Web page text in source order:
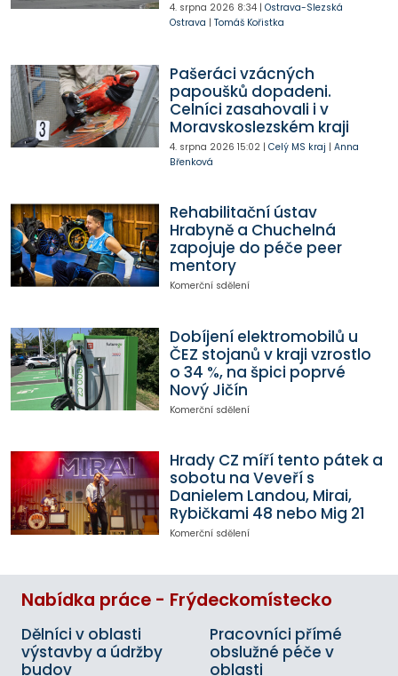
4. srpna 2026 8:34| Ostrava-Slezská
Ostrava | Tomáš Kořistka
Pašeráci vzácných
papoušků dopadeni.
Celníci zasahovali i v
Moravskoslezském kraji
4. srpna 2026 15:02| Celý MS kraj | Anna
Břenková
Rehabilitační ústav
Hrabyně a Chuchelná
zapojuje do péče peer
mentory
Komerční sdělení
Dobíjení elektromobilů u
ČEZ stojanů v kraji vzrostlo
o 34 %, na špici poprvé
Nový Jičín
Komerční sdělení
Hrady CZ míří tento pátek a
sobotu na Veveří s
Danielem Landou, Mirai,
Rybičkami 48 nebo Mig 21
Komerční sdělení
Nabídka práce - Frýdeckomístecko
Dělníci v oblasti
výstavby a údržby
budov
Pracovníci přímé
obslužné péče v
oblasti